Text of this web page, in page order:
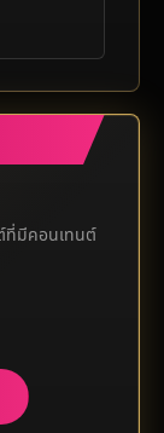
ต์ที่มีคอนเทนต์